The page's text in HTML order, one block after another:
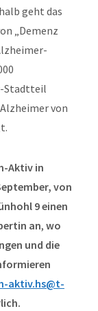
geht das
„Demenz
Stadtteil
von
Aktiv in
von
9 einen
an, wo
und die
aktiv.hs@t-